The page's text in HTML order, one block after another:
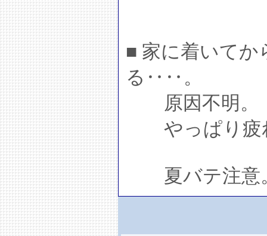
■ 家に着いて
る‥‥。
原因不明。
やっぱり疲
夏バテ注意